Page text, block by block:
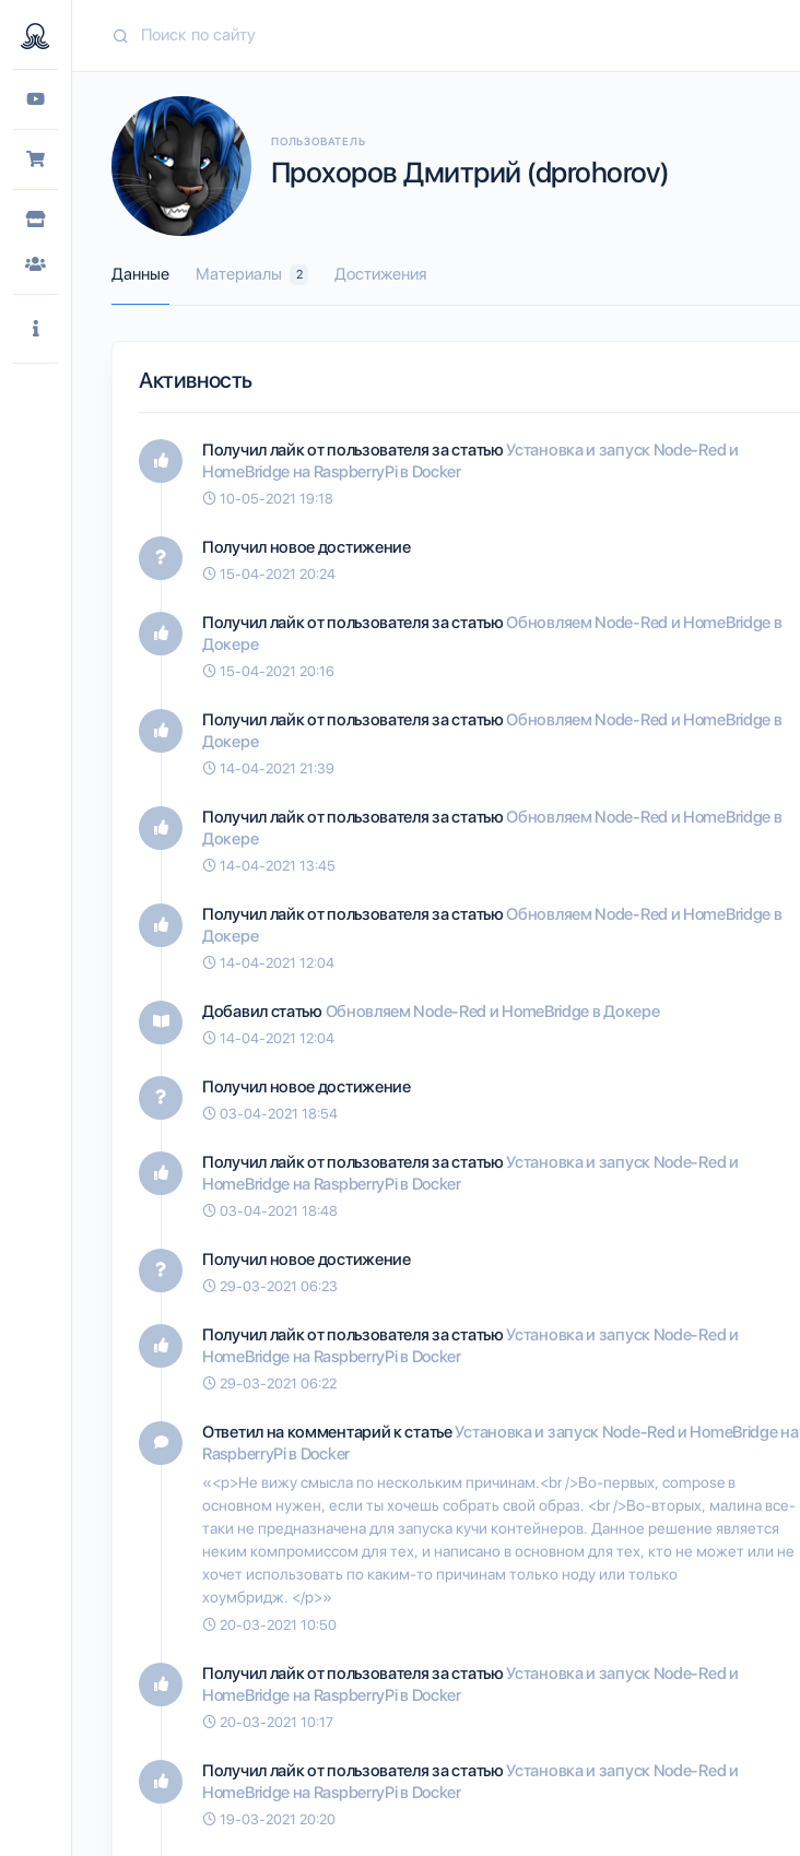
ПОЛЬЗОВАТЕЛЬ
Прохоров Дмитрий (dprohorov)
Данные Материалы 2 Достижения
Активность
Получил лайк от пользователяза статьюУстановка и запуск Node-Red и
HomeBridge на RaspberryPi в Docker
10-05-2021 19:18
Получил новое достижение
15-04-2021 20:24
Получил лайк от пользователяза статьюОбновляем Node-Red и HomeBridge в
Докере
15-04-2021 20:16
Получил лайк от пользователяза статьюОбновляем Node-Red и HomeBridge в
Докере
14-04-2021 21:39
Получил лайк от пользователяза статьюОбновляем Node-Red и HomeBridge в
Докере
14-04-2021 13:45
Получил лайк от пользователяза статьюОбновляем Node-Red и HomeBridge в
Докере
14-04-2021 12:04
Добавил статьюОбновляем Node-Red и HomeBridge в Докере
14-04-2021 12:04
Получил новое достижение
03-04-2021 18:54
Получил лайк от пользователяза статьюУстановка и запуск Node-Red и
HomeBridge на RaspberryPi в Docker
03-04-2021 18:48
Получил новое достижение
29-03-2021 06:23
Получил лайк от пользователяза статьюУстановка и запуск Node-Red и
HomeBridge на RaspberryPi в Docker
29-03-2021 06:22
Ответил на комментарий к статьеУстановка и запуск Node-Red и HomeBridge на
RaspberryPi в Docker
«<p>Не вижу смысла по нескольким причинам.<br />Во-первых, compose в
основном нужен, если ты хочешь собрать свой образ. <br />Во-вторых, малина все-
таки не предназначена для запуска кучи контейнеров. Данное решение является
неким компромиссом для тех, и написано в основном для тех, кто не может или не
хочет использовать по каким-то причинам только ноду или только
хоумбридж. </p>»
20-03-2021 10:50
Получил лайк от пользователяза статьюУстановка и запуск Node-Red и
HomeBridge на RaspberryPi в Docker
20-03-2021 10:17
Получил лайк от пользователяза статьюУстановка и запуск Node-Red и
HomeBridge на RaspberryPi в Docker
19-03-2021 20:20